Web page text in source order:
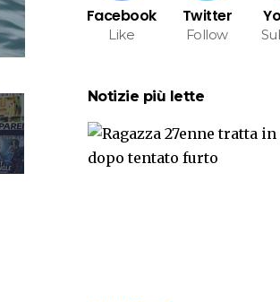
Facebook
Like
Twitter
Follow
Notizie più lette